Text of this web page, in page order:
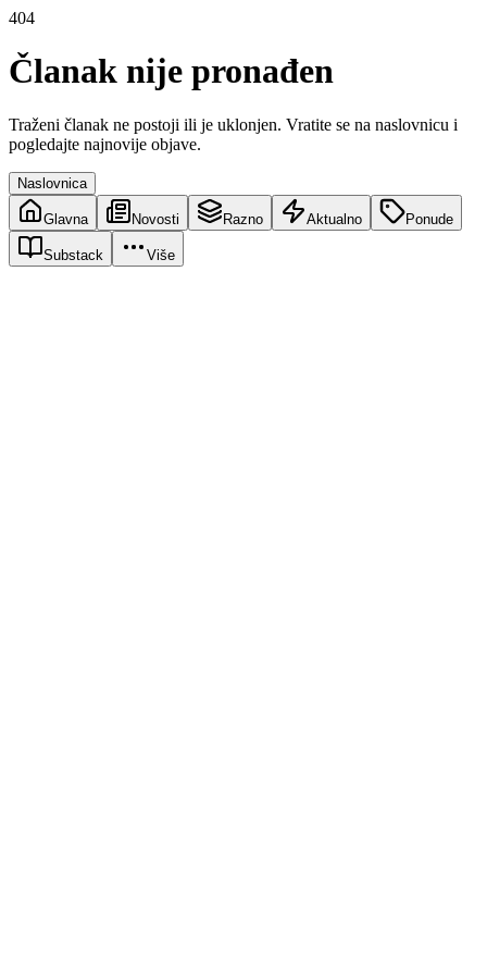
404
Članak nije pronađen
Traženi članak ne postoji ili je uklonjen. Vratite se na naslovnicu i
pogledajte najnovije objave.
Naslovnica
Glavna Novosti Razno Aktualno Ponude
Substack Više